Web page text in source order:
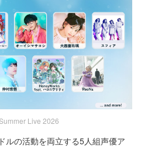
Live 2026
ルの活動を両立する5人組声優ア